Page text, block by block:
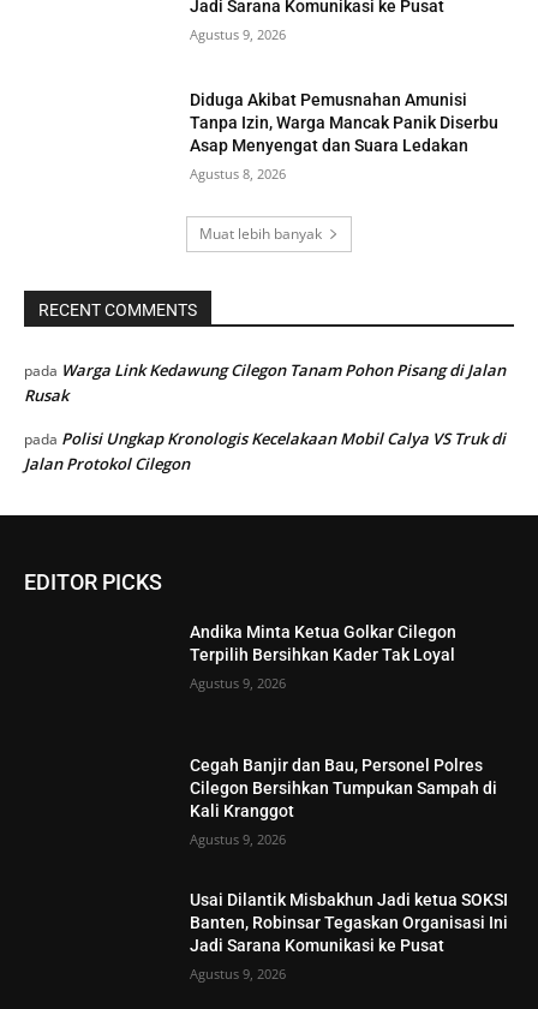
Jadi Sarana Komunikasi ke Pusat
Agustus 9, 2026
Diduga Akibat Pemusnahan Amunisi
Tanpa Izin, Warga Mancak Panik Diserbu
Asap Menyengat dan Suara Ledakan
Agustus 8, 2026
Muat lebih banyak
RECENT COMMENTS
pada Warga Link Kedawung Cilegon Tanam Pohon Pisang di Jalan
Rusak
pada Polisi Ungkap Kronologis Kecelakaan Mobil Calya VS Truk di
Jalan Protokol Cilegon
EDITOR PICKS
Andika Minta Ketua Golkar Cilegon
Terpilih Bersihkan Kader Tak Loyal
Agustus 9, 2026
Cegah Banjir dan Bau, Personel Polres
Cilegon Bersihkan Tumpukan Sampah di
Kali Kranggot
Agustus 9, 2026
Usai Dilantik Misbakhun Jadi ketua SOKSI
Banten, Robinsar Tegaskan Organisasi Ini
Jadi Sarana Komunikasi ke Pusat
Agustus 9, 2026